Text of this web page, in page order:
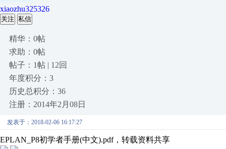
xiaozhu325326
关注 私信
精华：0帖
求助：0帖
帖子：1帖 | 12回
年度积分：3
历史总积分：36
注册：2014年2月08日
发表于：2018-02-06 16:17:27
EPLAN_P8初学者手册(中文).pdf，转载资料共享